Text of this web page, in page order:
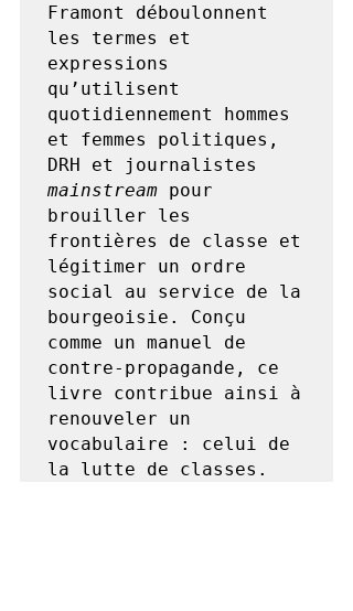
Framont déboulonnent
les termes et
expressions
qu’utilisent
quotidiennement hommes
et femmes politiques,
mainstream pour
brouiller les
frontières de classe et
légitimer un ordre
social au service de la
bourgeoisie. Conçu
comme un manuel de
contre-propagande, ce
livre contribue ainsi à
renouveler un
vocabulaire : celui de
la lutte de classes.